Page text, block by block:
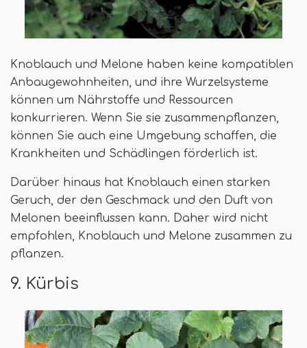
Knoblauch und Melone haben keine kompatiblen
Anbaugewohnheiten, und ihre Wurzelsysteme
können um Nährstoffe und Ressourcen
konkurrieren. Wenn Sie sie zusammenpflanzen,
können Sie auch eine Umgebung schaffen, die
Krankheiten und Schädlingen förderlich ist.
Darüber hinaus hat Knoblauch einen starken
Geruch, der den Geschmack und den Duft von
Melonen beeinflussen kann. Daher wird nicht
empfohlen, Knoblauch und Melone zusammen zu
pflanzen.
9. Kürbis